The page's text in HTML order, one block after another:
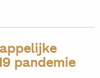
pandemie